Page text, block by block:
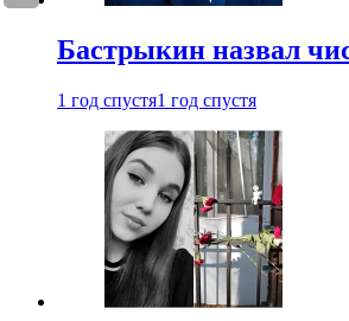
Бастрыкин назвал
1 год спустя1 год спустя